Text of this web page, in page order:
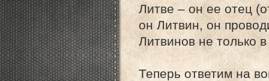
Литве – он ее отец
он Литвин, он
Литвинов не только
Теперь ответим на